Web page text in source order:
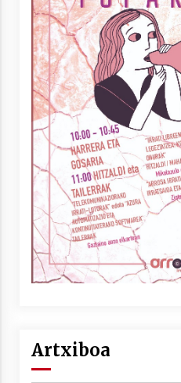
Artxiboa